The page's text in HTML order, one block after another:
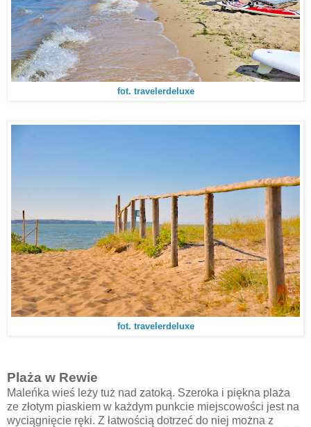
fot. travelerdeluxe
fot. travelerdeluxe
Plaża w Rewie
Maleńka wieś leży tuż nad zatoką. Szeroka i piękna plaża
ze złotym piaskiem w każdym punkcie miejscowości jest na
wyciągnięcie ręki. Z łatwością dotrzeć do niej można z